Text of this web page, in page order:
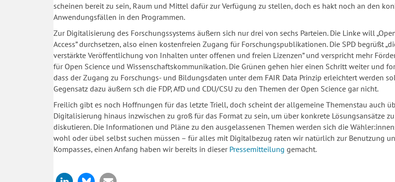
scheinen bereit zu sein, Raum und Mittel dafür zur Verfügung zu stellen, doch es hakt noch an den
Anwendungsfällen in den Programmen.
Zur Digitalisierung des Forschungssystems äußern sich nur drei von sechs Parteien. Die Linke will
Access” durchsetzen, also einen kostenfreien Zugang für Forschungspublikationen. Die SPD begrüßt
verstärkte Veröffentlichung von Inhalten unter offenen und freien Lizenzen” und verspricht mehr
für Open Science und Wissenschaftskommunikation. Die Grünen gehen hier einen Schritt weiter und
dass der Zugang zu Forschungs- und Bildungsdaten unter dem FAIR Data Prinzip erleichtert werden
Gegensatz dazu äußern sch die FDP, AfD und CDU/CSU zu den Themen der Open Science gar nicht.
Freilich gibt es noch Hoffnungen für das letzte Triell, doch scheint der allgemeine Themenstau auch
Digitalisierung hinaus inzwischen zu groß für das Format zu sein, um über konkrete Lösungsansätze zu
diskutieren. Die Informationen und Pläne zu den ausgelassenen Themen werden sich die
wohl oder übel selbst suchen müssen – für alles mit Digitalbezug raten wir natürlich zur Benutzung
Kompasses, einen Anfang haben wir bereits in dieser Pressemitteilung gemacht.